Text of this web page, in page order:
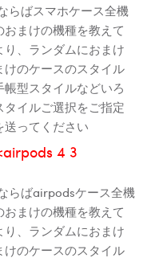
らばスマホケース全機
まけの機種を教えて
、ランダムにおまけ
のケースのスタイル
型スタイルなどいろ
イルご選択をご指定
ってください
4 3
らばairpodsケース全機
まけの機種を教えて
、ランダムにおまけ
のケースのスタイル